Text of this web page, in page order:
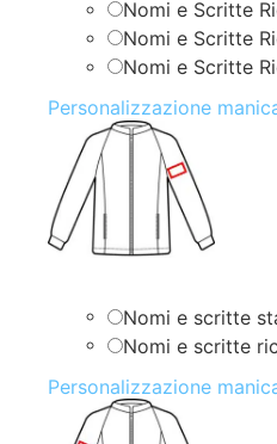
Nomi e Scritte
Nomi e Scritte
Nomi e Scritte
Personalizzazione
Nomi e scritte
Nomi e scritte
Personalizzazione